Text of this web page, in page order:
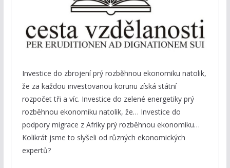
Investice do zbrojení prý rozběhnou ekonomiku natolik,
že za každou investovanou korunu získá státní
rozpočet tři a víc. Investice do zelené energetiky prý
rozběhnou ekonomiku natolik, že… Investice do
podpory migrace z Afriky prý rozběhnou ekonomiku…
Kolikrát jsme to slyšeli od různých ekonomických
expertů?